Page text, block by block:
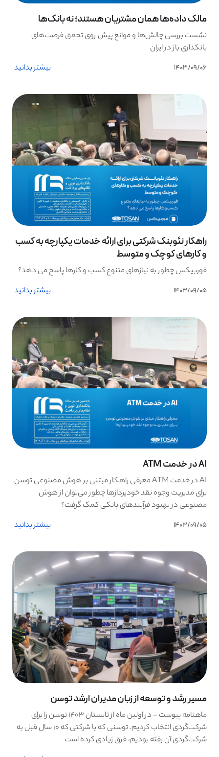
مالک داده‌ها همان مشتریان هستند؛ نه بانک‌ها
نشست بررسی چالش‌ها و موانع پیش روی تحقق فرصت‌های
بانکداری باز در ایران
1403/09/06 بیشتر بدانید
راهکار نئوبنک شرکتی برای ارائه خدمات یکپارچه به کسب
و کارهای کوچک و متوسط
فوربیکس چطور به نیازهای متنوع کسب و کارها پاسخ می دهد؟
1403/09/05 بیشتر بدانید
AI در خدمت ATM
AI در خدمت ATM معرفی راهکار مبتنی بر هوش مصنوعی توسن
برای مدیریت وجوه نقد خودپردازها چطور می‌توان از هوش
مصنوعی در بهبود فرآیندهای بانکی کمک گرفت؟
1403/09/05 بیشتر بدانید
مسیر رشد و توسعه از زبان مدیران ارشد توسن
ماهنامه پیوست - در اولین ماه از تابستان ۱۴۰۳ توسن را برای
شرکت‌گردی انتخاب کردیم. توسنی که با شرکتی که ۱۰ سال قبل به
شرکت‌گردی آن رفته بودیم، فرق زیادی کرده است